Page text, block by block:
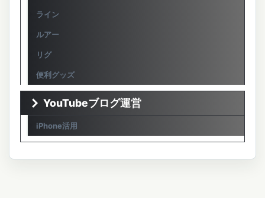
ライン
ルアー
リグ
便利グッズ
YouTubeブログ運営
iPhone活用